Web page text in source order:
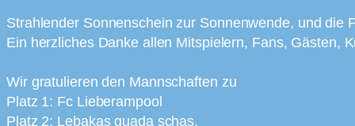
Strahlender Sonnenschein zur Sonnenwende, und die
Ein herzliches Danke allen Mitspielern, Fans, Gästen,
Wir gratulieren den Mannschaften zu
Platz 1: Fc Lieberampool
Platz 2: Lebakas guada schas,